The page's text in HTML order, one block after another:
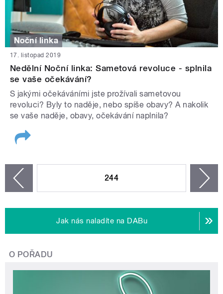
Noční linka
17. listopad 2019
Nedělní Noční linka: Sametová revoluce - splnila
se vaše očekávání?
S jakými očekáváními jste prožívali sametovou
revoluci? Byly to naděje, nebo spíše obavy? A nakolik
se vaše naděje, obavy, očekávání naplnila?
244
Jak nás naladíte na DABu
O POŘADU